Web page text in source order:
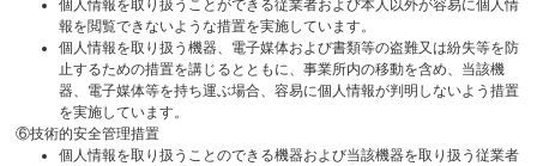
個人情報を取り扱うことができる従業者および本人以外が容易に個人情
報を閲覧できないような措置を実施しています。
個人情報を取り扱う機器、電子媒体および書類等の盗難又は紛失等を防
止するための措置を講じるとともに、事業所内の移動を含め、当該機
器、電子媒体等を持ち運ぶ場合、容易に個人情報が判明しないよう措置
を実施しています。
⑥技術的安全管理措置
個人情報を取り扱うことのできる機器および当該機器を取り扱う従業者